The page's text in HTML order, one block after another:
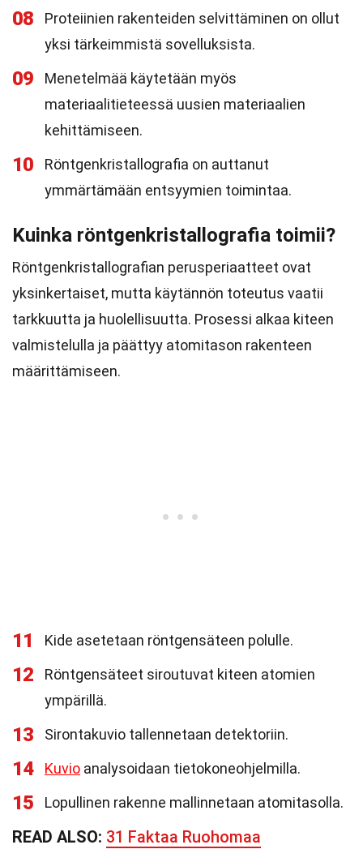
08
Proteiinien rakenteiden selvittäminen on ollut
yksi tärkeimmistä sovelluksista.
09
Menetelmää käytetään myös
materiaalitieteessä uusien materiaalien
kehittämiseen.
10
Röntgenkristallografia on auttanut
ymmärtämään entsyymien toimintaa.
Kuinka röntgenkristallografia toimii?
Röntgenkristallografian perusperiaatteet ovat
yksinkertaiset, mutta käytännön toteutus vaatii
tarkkuutta ja huolellisuutta. Prosessi alkaa kiteen
valmistelulla ja päättyy atomitason rakenteen
määrittämiseen.
11 Kide asetetaan röntgensäteen polulle.
12
Röntgensäteet siroutuvat kiteen atomien
ympärillä.
13 Sirontakuvio tallennetaan detektoriin.
14 Kuvio analysoidaan tietokoneohjelmilla.
15 Lopullinen rakenne mallinnetaan atomitasolla.
READ ALSO: 31 Faktaa Ruohomaa